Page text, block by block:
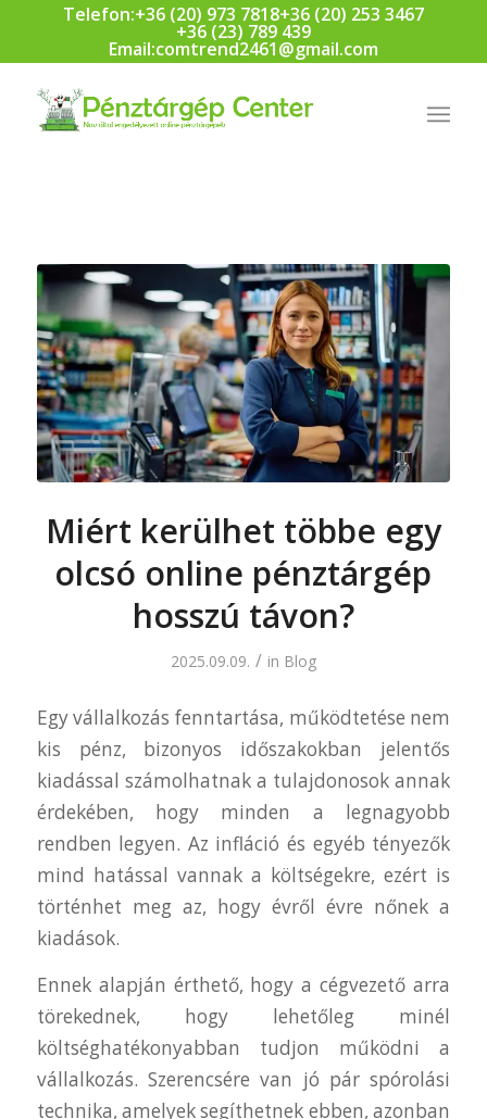
Telefon:+36 (20) 973 7818+36 (20) 253 3467
+36 (23) 789 439
Email:comtrend2461@gmail.com
Miért kerülhet többe egy
olcsó online pénztárgép
hosszú távon?
2025.09.09. / in Blog
Egy vállalkozás fenntartása, működtetése nem
kis pénz, bizonyos időszakokban jelentős
kiadással számolhatnak a tulajdonosok annak
érdekében, hogy minden a legnagyobb
rendben legyen. Az infláció és egyéb tényezők
mind hatással vannak a költségekre, ezért is
történhet meg az, hogy évről évre nőnek a
kiadások.
Ennek alapján érthető, hogy a cégvezető arra
törekednek, hogy lehetőleg minél
költséghatékonyabban tudjon működni a
vállalkozás. Szerencsére van jó pár spórolási
technika, amelyek segíthetnek ebben, azonban